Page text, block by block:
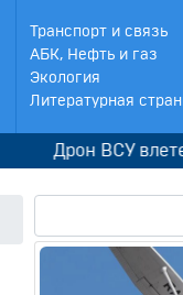
Транспорт и связь
АБК, Нефть и газ
Экология
Литературная
Дрон ВСУ влетел в